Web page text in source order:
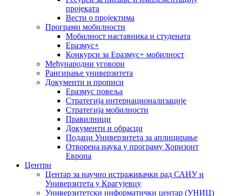
пројеката
Вести о пројектима
Програми мобилности
Мобилност наставника и студената
Еразмус+
Конкурси за Еразмус+ мобилност
Међународни уговори
Рангирање универзитета
Документи и прописи
Еразмус повеља
Стратегија интернационализације
Стратегија мобилности
Правилници
Документи и обрасци
Подаци Универзитета за аплицирање
Отворена наука у програму Хоризонт
Европа
Центри
Центар за научно истраживачки рад САНУ и
Универзитета у Крагујевцу
Универзитетски информатички центар (УНИЦ)